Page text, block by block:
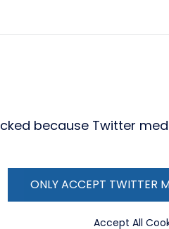
because Twitter
ONLY ACCEPT TWITTER
Accept All